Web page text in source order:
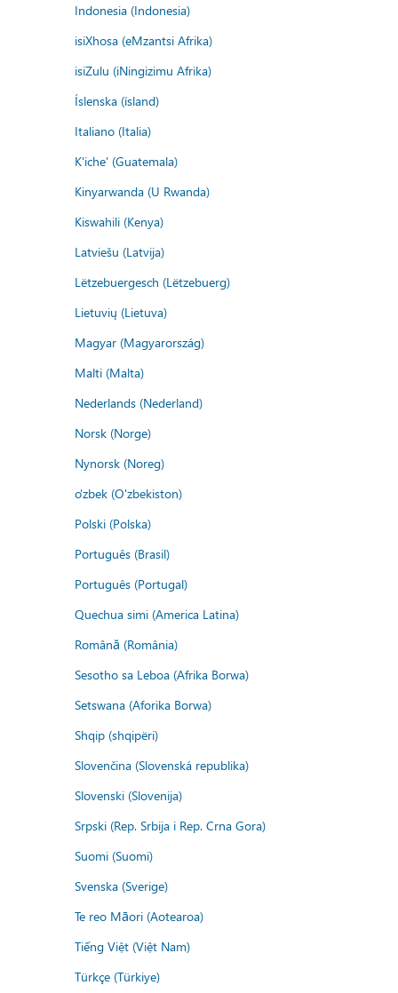
Indonesia (Indonesia)
isiXhosa (eMzantsi Afrika)
isiZulu (iNingizimu Afrika)
Íslenska (ísland)
Italiano (Italia)
K'iche' (Guatemala)
Kinyarwanda (U Rwanda)
Kiswahili (Kenya)
Latviešu (Latvija)
Lëtzebuergesch (Lëtzebuerg)
Lietuvių (Lietuva)
Magyar (Magyarország)
Malti (Malta)
Nederlands (Nederland)
Norsk (Norge)
Nynorsk (Noreg)
o'zbek (O'zbekiston)
Polski (Polska)
Português (Brasil)
Português (Portugal)
Quechua simi (America Latina)
Română (România)
Sesotho sa Leboa (Afrika Borwa)
Setswana (Aforika Borwa)
Shqip (shqipëri)
Slovenčina (Slovenská republika)
Slovenski (Slovenija)
Srpski (Rep. Srbija i Rep. Crna Gora)
Suomi (Suomi)
Svenska (Sverige)
Te reo Māori (Aotearoa)
Tiếng Việt (Việt Nam)
Türkçe (Türkiye)